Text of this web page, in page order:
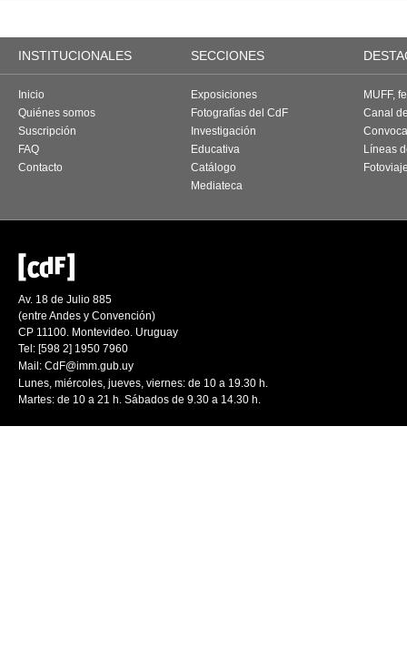
INSTITUCIONALES SECCIONES
Inicio
Quiénes somos
Suscripción
FAQ
Contacto
Exposiciones
Fotografías del CdF
Investigación
Educativa
Catálogo
Mediateca
MUFF,
Canal
Líneas
Av. 18 de Julio 885
(entre Andes y Convención)
CP 11100. Montevideo. Uruguay
Tel: [598 2] 1950 7960
Mail: CdF@imm.gub.uy
Lunes, miércoles, jueves, viernes: de 10 a 19.30 h.
Martes: de 10 a 21 h. Sábados de 9.30 a 14.30 h.